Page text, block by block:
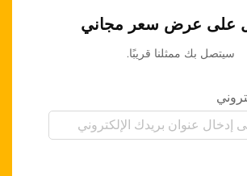
على عرض سعر مجاني
سيتصل بك ممثلنا قريبًا.